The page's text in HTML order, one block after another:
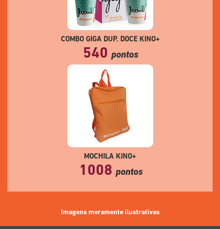
COMBO GIGA DUP. DOCE KINO+
540 pontos
MOCHILA KINO+
1008 pontos
Imagens meramente ilustrativas